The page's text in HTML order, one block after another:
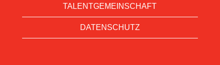
TALENTGEMEINSCHAFT
DATENSCHUTZ